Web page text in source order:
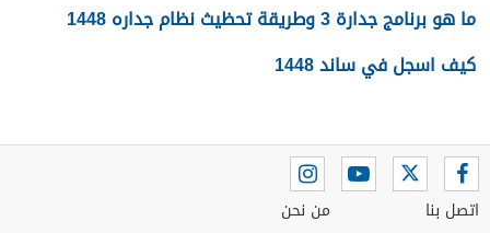
ما هو برنامج جدارة 3 وطريقة تحظيث نظام جداره 1448
كيف اسجل في ساند 1448
اتصل بنا
من نحن